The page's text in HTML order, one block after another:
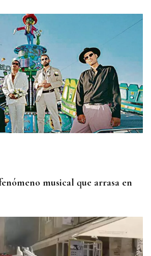
domingo, 9 de agosto
musical que arrasa en